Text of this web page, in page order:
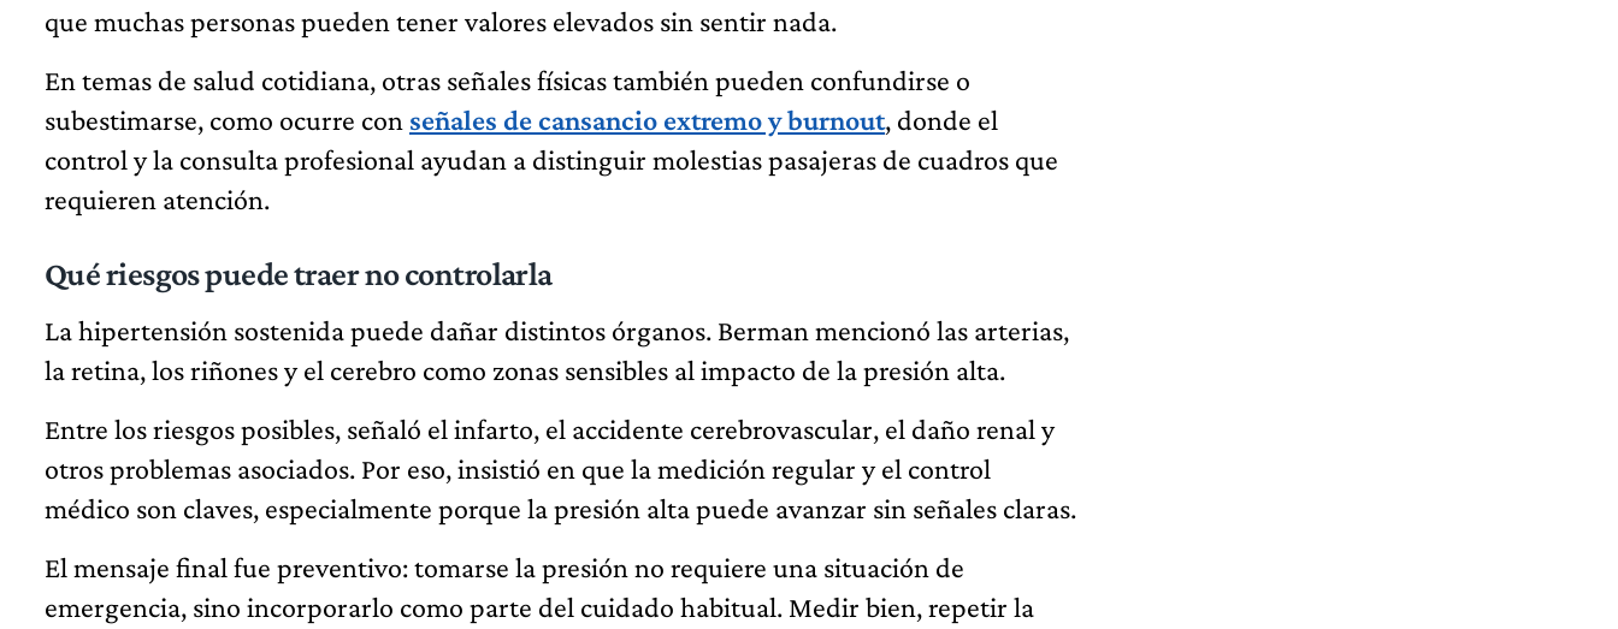
que muchas personas pueden tener valores elevados sin sentir nada.
En temas de salud cotidiana, otras señales físicas también pueden confundirse o
subestimarse, como ocurre con señales de cansancio extremo y burnout, donde el
control y la consulta profesional ayudan a distinguir molestias pasajeras de cuadros que
requieren atención.
Qué riesgos puede traer no controlarla
La hipertensión sostenida puede dañar distintos órganos. Berman mencionó las arterias,
la retina, los riñones y el cerebro como zonas sensibles al impacto de la presión alta.
Entre los riesgos posibles, señaló el infarto, el accidente cerebrovascular, el daño renal y
otros problemas asociados. Por eso, insistió en que la medición regular y el control
médico son claves, especialmente porque la presión alta puede avanzar sin señales claras.
El mensaje final fue preventivo: tomarse la presión no requiere una situación de
emergencia, sino incorporarlo como parte del cuidado habitual. Medir bien, repetir la